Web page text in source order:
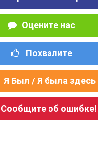
Оцените нас
Похвалите
Я Был / Я была здесь
Сообщите об ошибке!